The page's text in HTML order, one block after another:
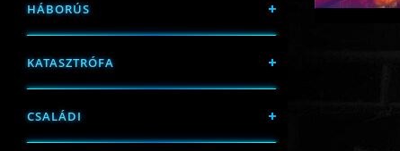
HÁBORÚS
KATASZTRÓFA
CSALÁDI